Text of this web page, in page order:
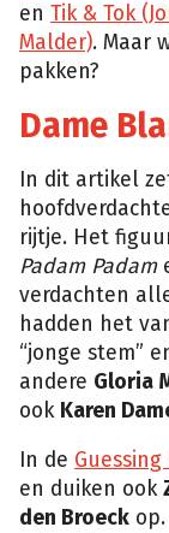
en Tik & Tok
Malder). Maar
pakken?
Dame
In dit artikel
rijtje. Het
Padam Padam
verdachten
hadden het
“jonge stem”
andere Gloria
ook Karen
In de Guessing
en duiken ook
den Broeck